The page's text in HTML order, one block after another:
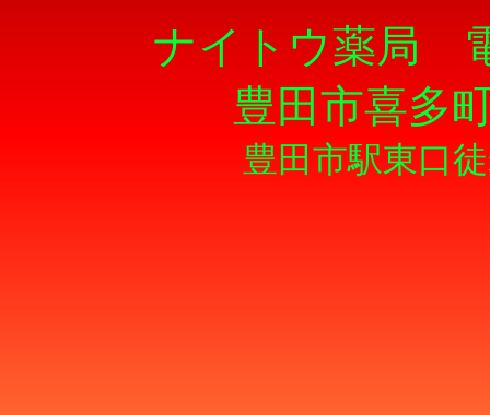
ナイトウ薬局
豊田市喜多
豊田市駅東口